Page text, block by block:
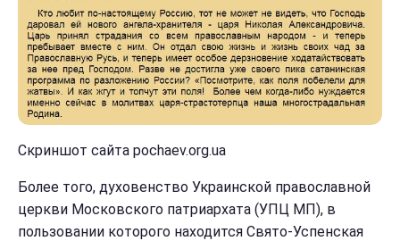
Скриншот сайта pochaev.org.ua
Более того, духовенство Украинской православной
церкви Московского патриархата (УПЦ МП), в
пользовании которого находится Свято-Успенская